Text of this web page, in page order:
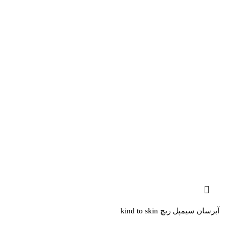
آبرسان سیمپل ریچ kind to skin